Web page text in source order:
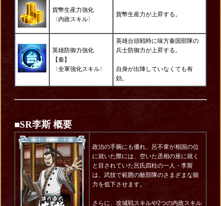
貨幣生産力強化
〈内政スキル〉
貨幣生産力が上昇する。
英雄防御力強化
【秦】
〈全軍強化スキル〉
英雄台頭戦時に味方秦国部隊の
兵士防御力が上昇する。
自身が出陣していなくても有
効。
■SR李斯 概要
政治の手腕にも優れ、呂不韋が相国の位
に就いた際には、空いた丞相の座に就く
と目されていた呂氏四柱の一人・李斯
は、武技で範囲の敵部隊のさまざまな能
力を低下させます。
さらに、攻城戦スキルや2つの内政スキル